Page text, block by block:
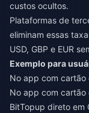
custos ocultos.
Plataformas de
eliminam essas
USD, GBP e EUR
Exemplo para
No app com cartão
No app com
BitTopup direto em